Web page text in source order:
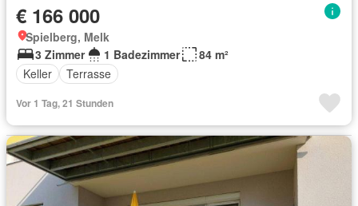
€ 166 000
Spielberg, Melk
3 Zimmer
1 Badezimmer
84 m²
Keller
Terrasse
Vor 1 Tag, 21 Stunden